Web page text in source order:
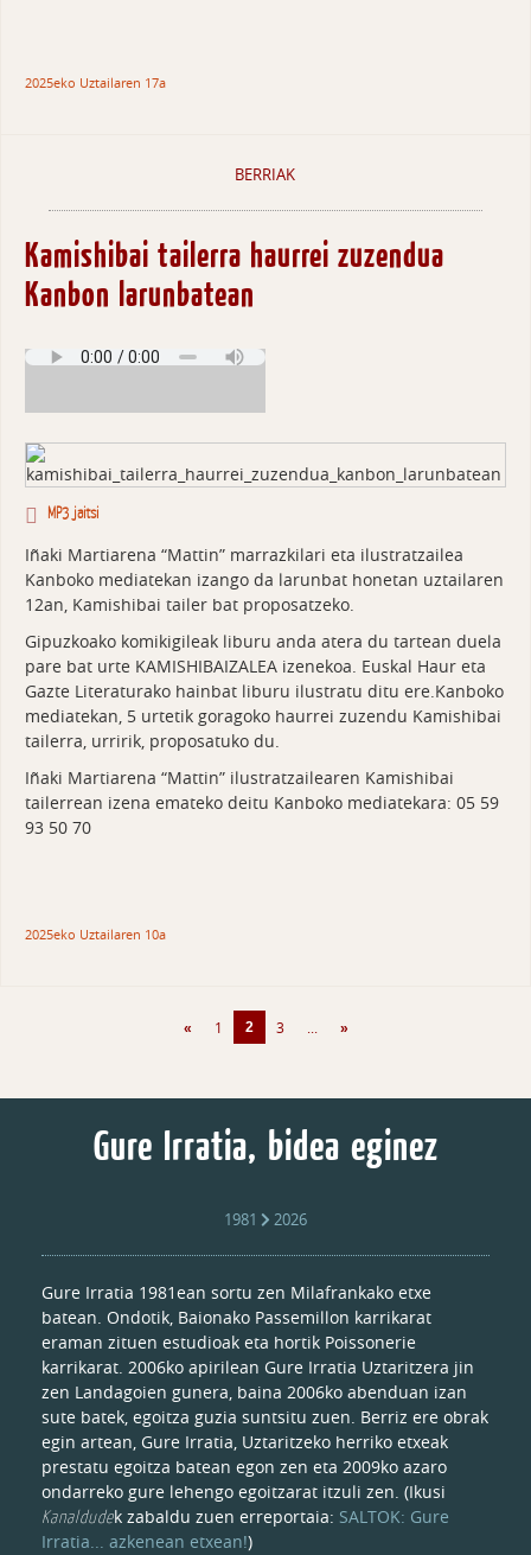
2025eko Uztailaren 17a
BERRIAK
Kamishibai tailerra haurrei zuzendua
Kanbon larunbatean
MP3 jaitsi
Iñaki Martiarena “Mattin” marrazkilari eta ilustratzailea
Kanboko mediatekan izango da larunbat honetan uztailaren
12an, Kamishibai tailer bat proposatzeko.
Gipuzkoako komikigileak liburu anda atera du tartean duela
pare bat urte KAMISHIBAIZALEA izenekoa. Euskal Haur eta
Gazte Literaturako hainbat liburu ilustratu ditu ere.Kanboko
mediatekan, 5 urtetik goragoko haurrei zuzendu Kamishibai
tailerra, urririk, proposatuko du.
Iñaki Martiarena “Mattin” ilustratzailearen Kamishibai
tailerrean izena emateko deitu Kanboko mediatekara: 05 59
93 50 70
2025eko Uztailaren 10a
« 1 2(current)
3 »
Gure Irratia, bidea eginez
1981 2026
Gure Irratia 1981ean sortu zen Milafrankako etxe
batean. Ondotik, Baionako Passemillon karrikarat
eraman zituen estudioak eta hortik Poissonerie
karrikarat. 2006ko apirilean Gure Irratia Uztaritzera jin
zen Landagoien gunera, baina 2006ko abenduan izan
sute batek, egoitza guzia suntsitu zuen. Berriz ere obrak
egin artean, Gure Irratia, Uztaritzeko herriko etxeak
prestatu egoitza batean egon zen eta 2009ko azaro
ondarreko gure lehengo egoitzarat itzuli zen. (Ikusi
Kanaldudek zabaldu zuen erreportaia: SALTOK: Gure
Irratia... azkenean etxean!)